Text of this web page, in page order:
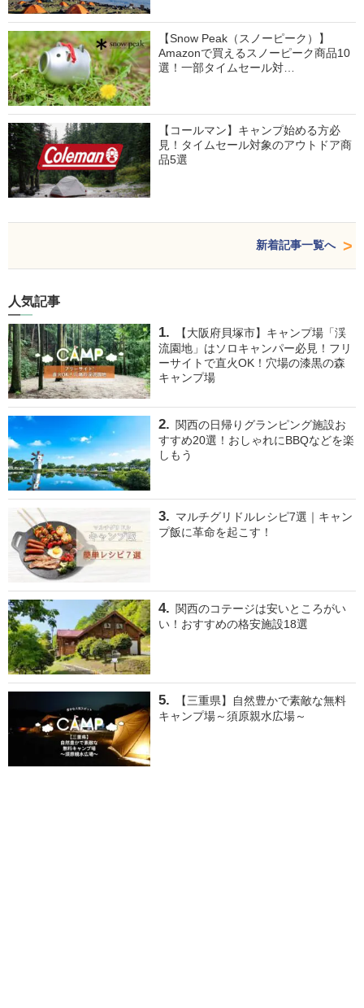
【Snow Peak（スノーピーク）】
Amazonで買えるスノーピーク商品10
選！一部タイムセール対…
【コールマン】キャンプ始める方必
見！タイムセール対象のアウトドア商
品5選
新着記事一覧へ
人気記事
【大阪府貝塚市】キャンプ場「渓
流園地」はソロキャンパー必見！フリ
ーサイトで直火OK！穴場の漆黒の森
キャンプ場
関西の日帰りグランピング施設お
すすめ20選！おしゃれにBBQなどを楽
しもう
マルチグリドルレシピ7選｜キャン
プ飯に革命を起こす！
関西のコテージは安いところがい
い！おすすめの格安施設18選
【三重県】自然豊かで素敵な無料
キャンプ場～須原親水広場～